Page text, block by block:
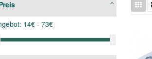
14€ - 73€